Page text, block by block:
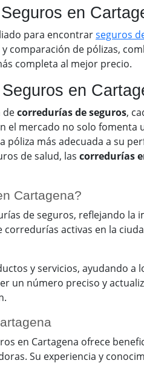
en
para encontrarseguros
comparación de pólizas,
completa al mejor precio.
en
decorredurías de seguros,
el mercado no solo
más adecuada a su
de salud, las corredurías
Cartagena?
de seguros, reflejando
corredurías activas en la
y servicios, ayudando
un número preciso y
en Cartagena ofrece
Su experiencia y